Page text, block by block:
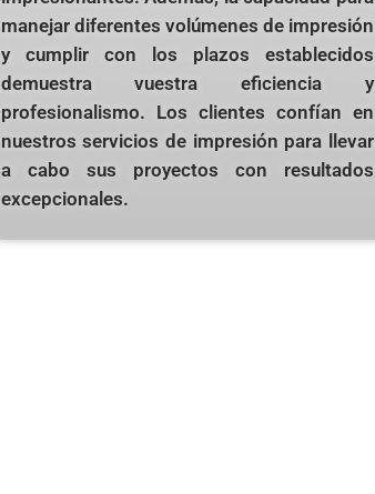
manejar diferentes volúmenes de impresión
y cumplir con los plazos establecidos
demuestra vuestra eficiencia y
profesionalismo. Los clientes confían en
nuestros servicios de impresión para llevar
a cabo sus proyectos con resultados
excepcionales.